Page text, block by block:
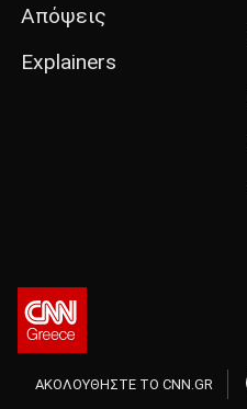
Απόψεις
Explainers
ΑΚΟΛΟΥΘΗΣΤΕ ΤΟ CNN.GR